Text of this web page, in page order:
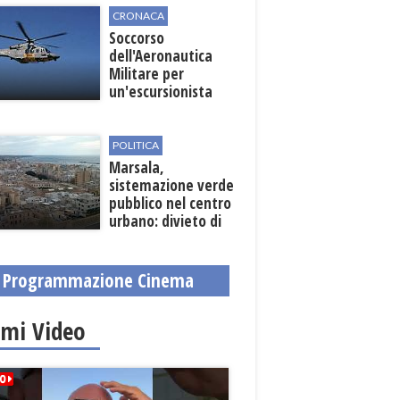
CRONACA
Soccorso
dell'Aeronautica
Militare per
un'escursionista
POLITICA
Marsala,
sistemazione verde
pubblico nel centro
urbano: divieto di
Programmazione Cinema
Video